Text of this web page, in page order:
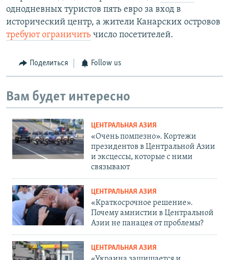
однодневных туристов пять евро за вход в
исторический центр, а жители Канарских островов
требуют ограничить число посетителей.
Поделиться Follow us
Вам будет интересно
ЦЕНТРАЛЬНАЯ АЗИЯ
«Очень помпезно». Кортежи
президентов в Центральной Азии
и эксцессы, которые с ними
связывают
ЦЕНТРАЛЬНАЯ АЗИЯ
«Краткосрочное решение».
Почему амнистии в Центральной
Азии не панацея от проблемы?
ЦЕНТРАЛЬНАЯ АЗИЯ